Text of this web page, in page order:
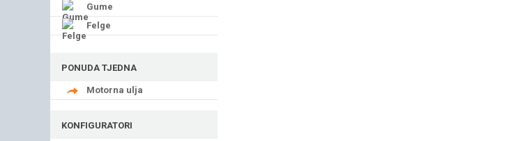
Gume
Felge
PONUDA TJEDNA
Motorna ulja
KONFIGURATORI